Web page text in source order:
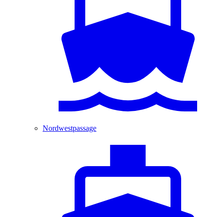
Nordwestpassage